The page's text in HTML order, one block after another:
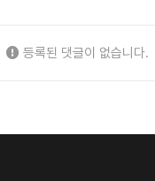
등록된 댓글이 없습니다.